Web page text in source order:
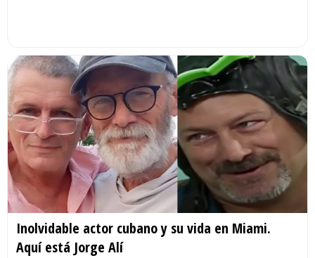
Inolvidable actor cubano y su vida en Miami.
Aquí está Jorge Alí